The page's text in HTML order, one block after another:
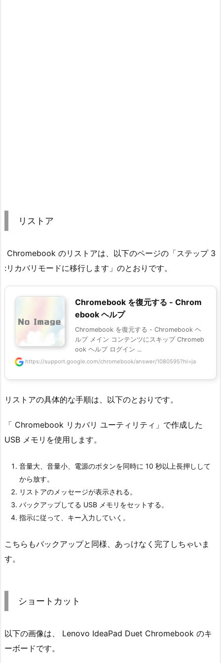
リストア
Chromebook のリストアは、以下のページの「ステップ 3
:リカバリモードに移行します」のとおりです。
Chromebook を復元する - Chrom
ebook ヘルプ
Chromebook を復元する - Chromebook ヘ
ルプ メイン コンテンツにスキップ Chromeb
ook ヘルプ ログイン ...
https://support.google.com/chromebook/answer/1080595?hl=ja
リストアの具体的な手順は、以下のとおりです。
「 Chromebook リカバリ ユーティリティ」で作成した
USB メモリを使用します。
音量大、音量小、電源のボタンを同時に 10 秒以上長押しして
から放す。
リストアのメッセージが表示される。
バックアップしてる USB メモリをセットする。
指示に従って、キー入力していく。
こちらもバックアップと同様、あっけなく完了しちゃいま
す。
ショートカット
以下の画像は、 Lenovo IdeaPad Duet Chromebook のキ
ーボードです。